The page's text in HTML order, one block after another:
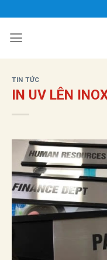
qua
nội
TIN TỨC
IN UV LÊN